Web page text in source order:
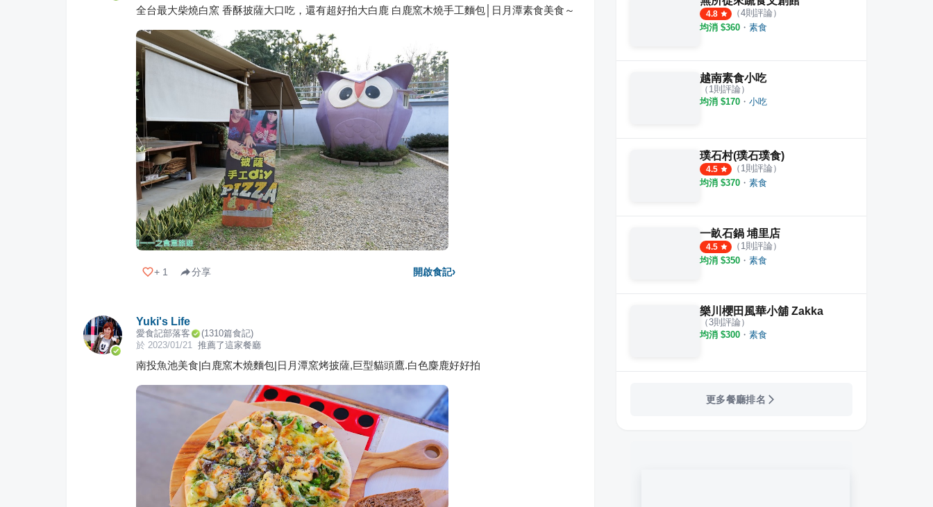
全台最大柴燒白窯 香酥披薩大口吃，還有超好拍大白鹿 白鹿窯木燒手工麵包│日月潭素食美食～
+ 1 分享 開啟食記›
Yuki's Life
愛食記部落客 (1310篇食記)
於 2023/01/21 推薦了這家餐廳
南投魚池美食|白鹿窯木燒麵包|日月潭窯烤披薩,巨型貓頭鷹.白色麋鹿好好拍
4.8 （4則評論）
均消 $360 ・ 素食
越南素食小吃
（ 1 則評論）
均消 $170 ・ 小吃
璞石村(璞石璞食)
4.5 （ 1則評論）
均消 $370 ・ 素食
一畝石鍋 埔里店
4.5 （ 1則評論）
均消 $350 ・ 素食
樂川櫻田風華小舖 Zakka
（3則評論）
均消 $300 ・ 素食
更多餐廳排名